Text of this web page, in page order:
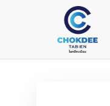
content